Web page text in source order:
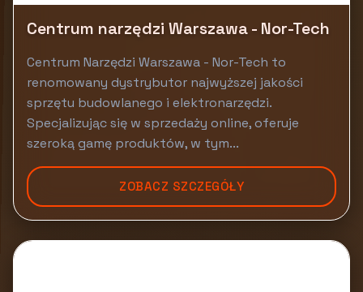
Centrum narzędzi Warszawa - Nor-Tech
Centrum Narzędzi Warszawa - Nor-Tech to
renomowany dystrybutor najwyższej jakości
sprzętu budowlanego i elektronarzędzi.
Specjalizując się w sprzedaży online, oferuje
szeroką gamę produktów, w tym...
ZOBACZ SZCZEGÓŁY